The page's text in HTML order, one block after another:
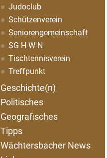
Judoclub
Schützenverein
Seniorengemeinschaft
SG H-W-N
Tischtennisverein
Treffpunkt
Geschichte(n)
Politisches
Geografisches
Tipps
Wächtersbacher News